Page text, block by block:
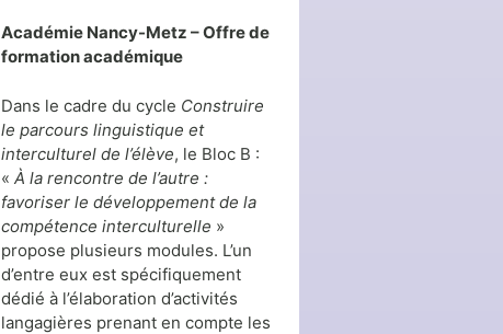
Académie Nancy-Metz – Offre de
formation académique
Dans le cadre du cycle Construire
le parcours linguistique et
interculturel de l’élève, le Bloc B :
« À la rencontre de l’autre :
favoriser le développement de la
compétence interculturelle »
propose plusieurs modules. L’un
d’entre eux est spécifiquement
dédié à l’élaboration d’activités
langagières prenant en compte les